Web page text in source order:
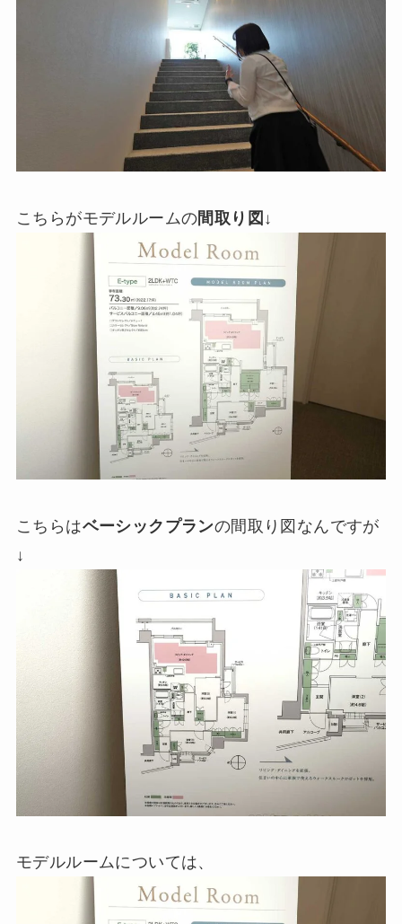
こちらがモデルルームの間取り図 ↓
こちらはベーシックプランの間取り図なんですが
↓
モデルルームについては、